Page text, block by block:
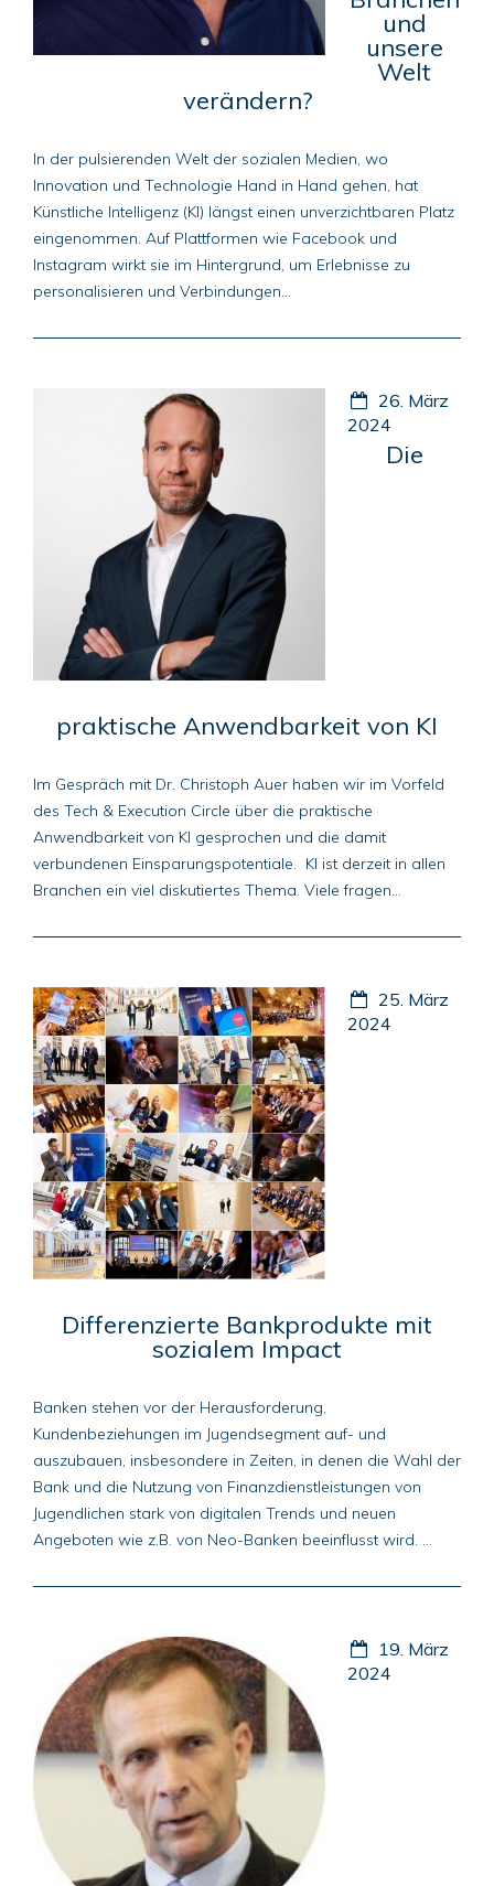
und
unsere
Welt
verändern?
In der pulsierenden Welt der sozialen Medien, wo
Innovation und Technologie Hand in Hand gehen, hat
Künstliche Intelligenz (KI) längst einen unverzichtbaren Platz
eingenommen. Auf Plattformen wie Facebook und
Instagram wirkt sie im Hintergrund, um Erlebnisse zu
personalisieren und Verbindungen...
26. März
2024
Die
praktische Anwendbarkeit von KI
Im Gespräch mit Dr. Christoph Auer haben wir im Vorfeld
des Tech & Execution Circle über die praktische
Anwendbarkeit von KI gesprochen und die damit
verbundenen Einsparungspotentiale. KI ist derzeit in allen
Branchen ein viel diskutiertes Thema. Viele fragen...
25. März
2024
Differenzierte Bankprodukte mit
sozialem Impact
Banken stehen vor der Herausforderung,
Kundenbeziehungen im Jugendsegment auf- und
auszubauen, insbesondere in Zeiten, in denen die Wahl der
Bank und die Nutzung von Finanzdienstleistungen von
Jugendlichen stark von digitalen Trends und neuen
Angeboten wie z.B. von Neo-Banken beeinflusst wird. ...
19. März
2024